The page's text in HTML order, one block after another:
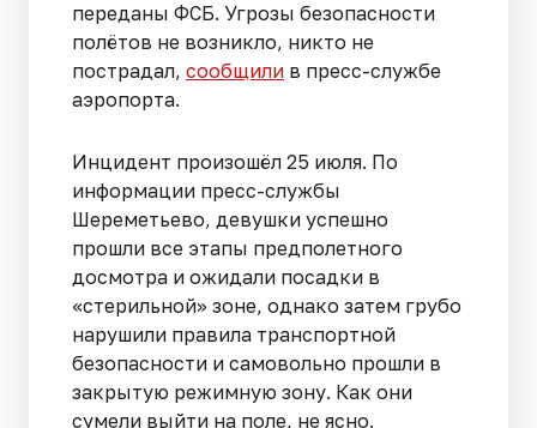
переданы ФСБ. Угрозы безопасности
полётов не возникло, никто не
пострадал, сообщили в пресс-службе
аэропорта.
Инцидент произошёл 25 июля. По
информации пресс-службы
Шереметьево, девушки успешно
прошли все этапы предполетного
досмотра и ожидали посадки в
«стерильной» зоне, однако затем грубо
нарушили правила транспортной
безопасности и самовольно прошли в
закрытую режимную зону. Как они
сумели выйти на поле, не ясно.